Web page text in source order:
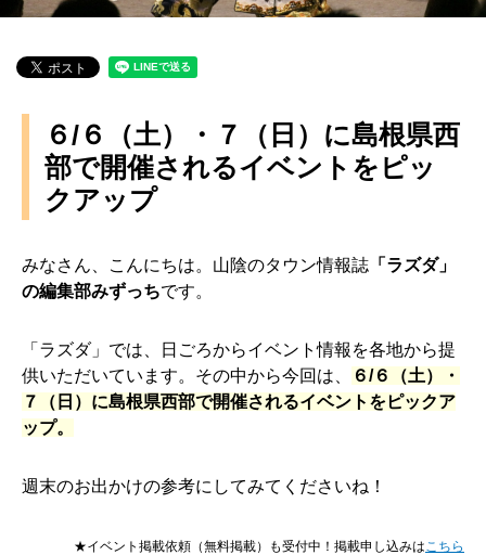
６/６（土）・７（日）に島根県西
部で開催されるイベントをピッ
クアップ
みなさん、こんにちは。山陰のタウン情報誌 「ラズダ」
の編集部みずっちです。
「ラズダ」では、日ごろからイベント情報を各地から提
供いただいています。その中から今回は、
６/６（土）・
７（日）に島根県西部で開催されるイベントをピックア
ップ。
週末のお出かけの参考にしてみてくださいね！
★イベント掲載依頼（無料掲載）も受付中！掲載申し込みはこちら